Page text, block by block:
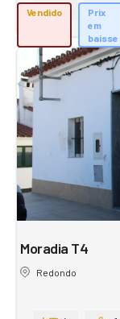
3 2
Vendido
Prix
em
baisse
Moradia T4
Redondo